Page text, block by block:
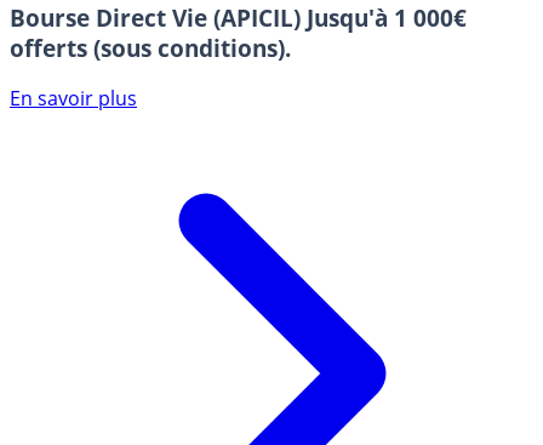
Bourse Direct Vie (APICIL) Jusqu'à 1 000€
offerts (sous conditions).
En savoir plus